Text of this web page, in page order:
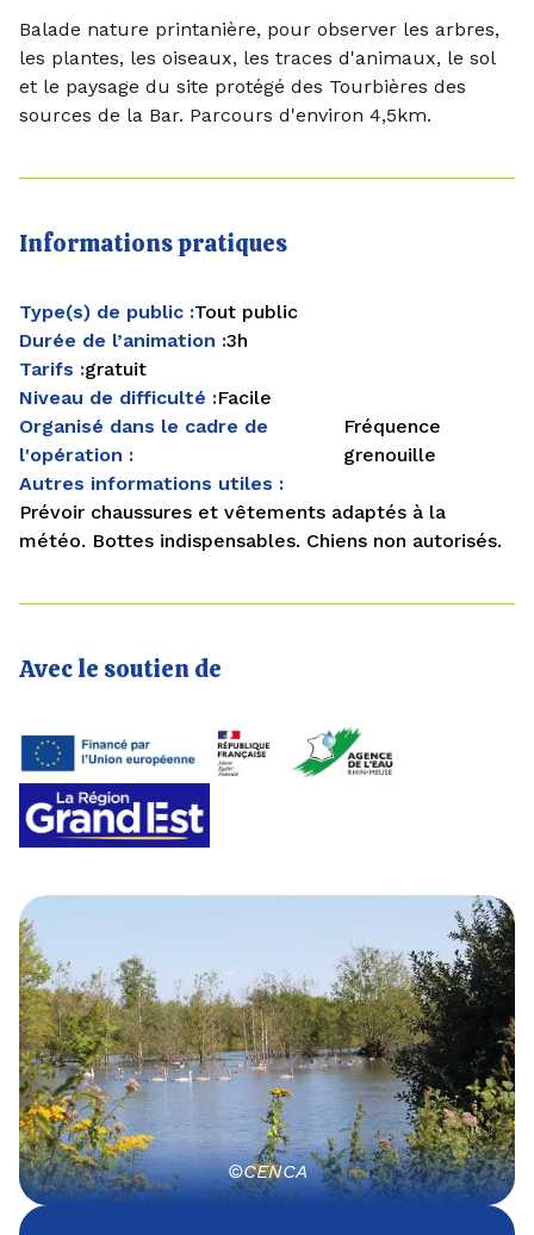
Balade nature printanière, pour observer les arbres,
les plantes, les oiseaux, les traces d'animaux, le sol
et le paysage du site protégé des Tourbières des
sources de la Bar. Parcours d'environ 4,5km.
Informations pratiques
Type(s) de public :Tout public
Durée de l’animation :3h
Tarifs :gratuit
Niveau de difficulté :Facile
Organisé dans le cadre de
l'opération :
Fréquence
grenouille
Autres informations utiles :
Prévoir chaussures et vêtements adaptés à la
météo. Bottes indispensables. Chiens non autorisés.
Avec le soutien de
©CENCA